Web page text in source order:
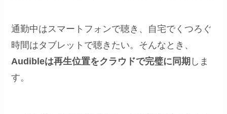
通勤中はスマートフォンで聴き、自宅でくつろぐ
時間はタブレットで聴きたい。そんなとき、
Audibleは再生位置をクラウドで完璧に同期 しま
す。